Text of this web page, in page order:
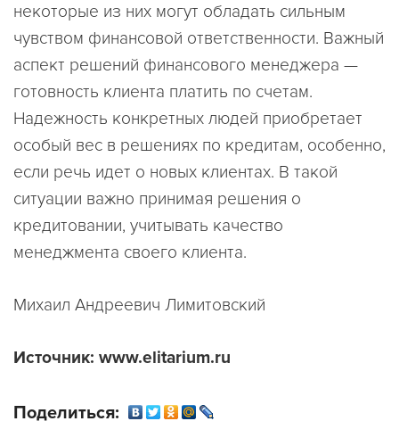
некоторые из них могут обладать сильным
чувством финансовой ответственности. Важный
аспект решений финансового менеджера —
готовность клиента платить по счетам.
Надежность конкретных людей приобретает
особый вес в решениях по кредитам, особенно,
если речь идет о новых клиентах. В такой
ситуации важно принимая решения о
кредитовании, учитывать качество
менеджмента своего клиента.
Михаил Андреевич Лимитовский
Источник: www.elitarium.ru
Поделиться: